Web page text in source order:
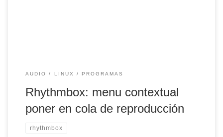
AUDIO LINUX PROGRAMAS
Rhythmbox: menu contextual
poner en cola de reproducción
rhythmbox